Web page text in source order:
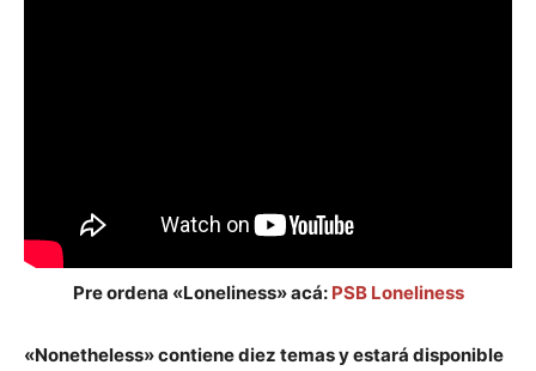
Pre ordena «Loneliness» acá: PSB Loneliness
«Nonetheless» contiene diez temas y estará disponible